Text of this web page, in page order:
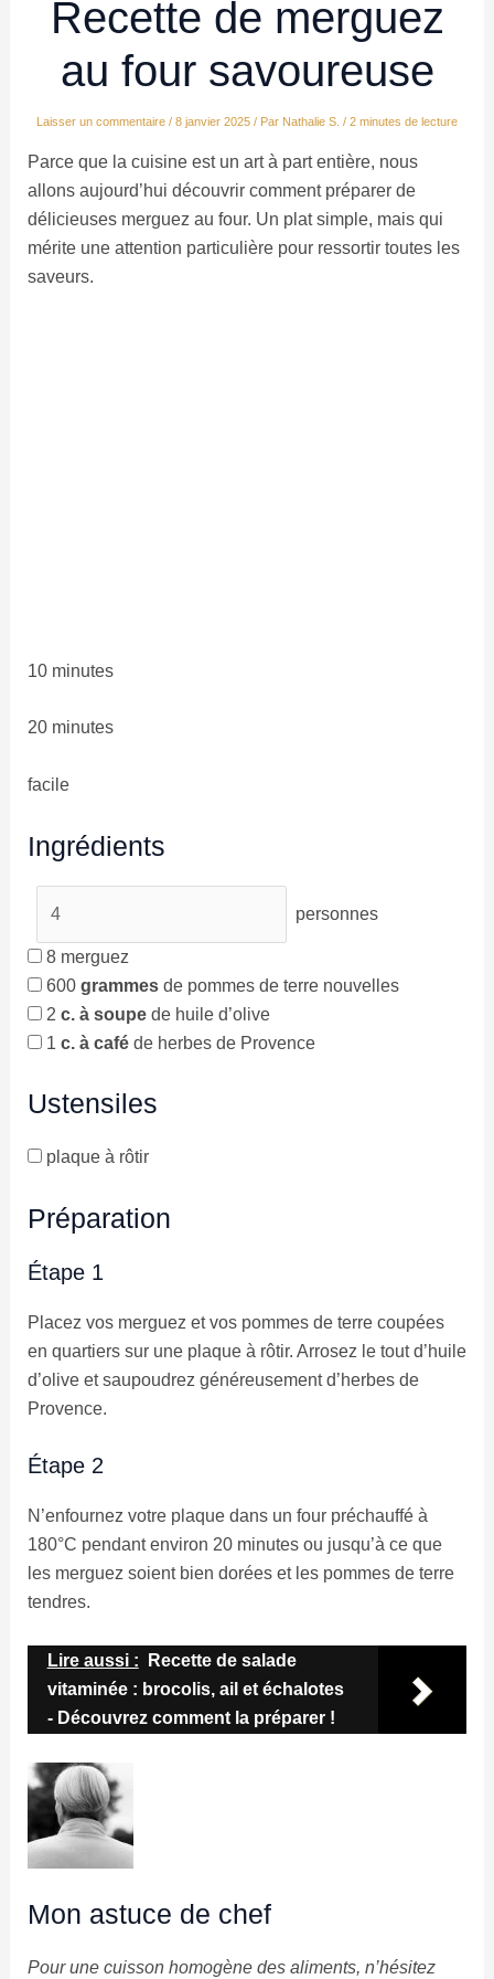
Recette de merguez
au four savoureuse
Laisser un commentaire / 8 janvier 2025 / Par Nathalie S. / 2 minutes de lecture
Parce que la cuisine est un art à part entière, nous
allons aujourd’hui découvrir comment préparer de
délicieuses merguez au four. Un plat simple, mais qui
mérite une attention particulière pour ressortir toutes les
saveurs.
10 minutes
20 minutes
facile
Ingrédients
personnes
8merguez
600 grammesde pommes de terre nouvelles
2 c. à soupede huile d’olive
1 c. à caféde herbes de Provence
Ustensiles
plaque à rôtir
Préparation
Étape 1
Placez vos merguez et vos pommes de terre coupées
en quartiers sur une plaque à rôtir. Arrosez le tout d’huile
d’olive et saupoudrez généreusement d’herbes de
Provence.
Étape 2
N’enfournez votre plaque dans un four préchauffé à
180°C pendant environ 20 minutes ou jusqu’à ce que
les merguez soient bien dorées et les pommes de terre
tendres.
Lire aussi :
Recette de salade
vitaminée : brocolis, ail et échalotes
- Découvrez comment la préparer !
Mon astuce de chef
Pour une cuisson homogène des aliments, n’hésitez